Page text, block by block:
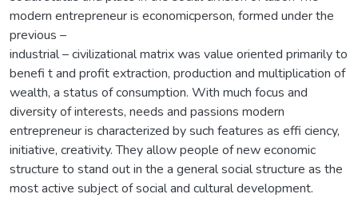
modern entrepreneur is economicperson, formed under the
previous –
industrial – civilizational matrix was value oriented primarily to
benefi t and profit extraction, production and multiplication of
wealth, a status of consumption. With much focus and
diversity of interests, needs and passions modern
entrepreneur is characterized by such features as effi ciency,
initiative, creativity. They allow people of new economic
structure to stand out in the a general social structure as the
most active subject of social and cultural development.